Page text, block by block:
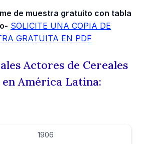
de muestra gratuito con tabla
SOLICITE UNA COPIA DE
GRATUITA EN PDF
Actores de Cereales
América Latina:
1906